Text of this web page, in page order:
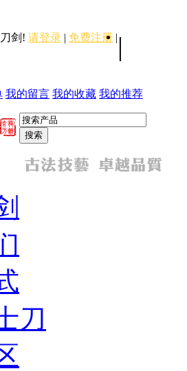
剑! 请登录 | 免费注册 | |
我的留言 我的收藏 我的推荐
刀